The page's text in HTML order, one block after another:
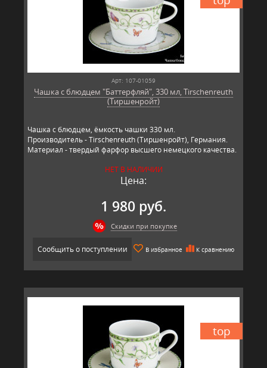
Арт: 107-01059
Чашка с блюдцем "Баттерфляй", 330 мл, Tirschenreuth
(Тиршенройт)
Чашка с блюдцем, ёмкость чашки 330 мл.
Производитель - Tirschenreuth (Тиршенройт), Германия.
Материал - твердый фарфор высшего немецкого качества.
НЕТ В НАЛИЧИИ
Цена:
1 980 руб.
Скидки при покупке
Сообщить о поступлении В избранное К сравнению
top